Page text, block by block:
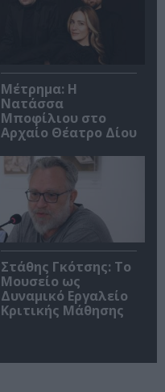
Μέτρημα: Η
Νατάσσα
Μποφίλιου στο
Αρχαίο Θέατρο Δίου
Στάθης Γκότσης: Το
Μουσείο ως
Δυναμικό Εργαλείο
Κριτικής Μάθησης